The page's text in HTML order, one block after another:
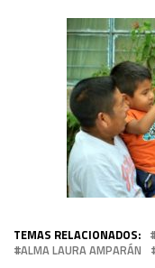
TEMAS RELACIONADOS:
ALMA LAURA AMPARÁN